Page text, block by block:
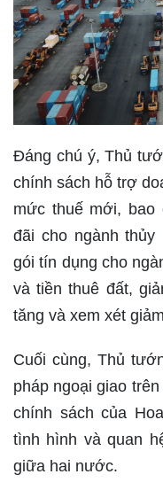
Đáng chú ý, Thủ
chính sách hỗ trợ
mức thuế mới,
đãi cho ngành
gói tín dụng cho
và tiền thuê đất,
tăng và xem xét
Cuối cùng, Thủ
pháp ngoại giao
chính sách của
tình hình và quan
giữa hai nước.